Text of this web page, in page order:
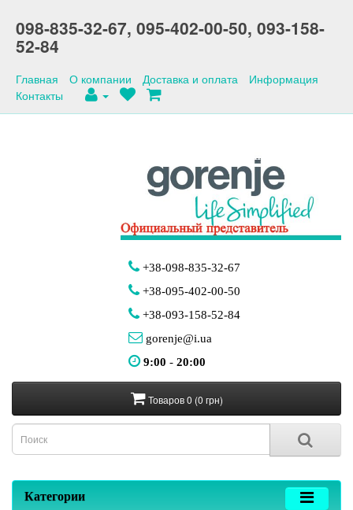
098-835-32-67, 095-402-00-50, 093-158-
52-84
Главная О компании Доставка и оплата
Информация
Контакты
+38-098-835-32-67
+38-095-402-00-50
+38-093-158-52-84
gorenje@i.ua
9:00 - 20:00
Товаров 0 (0 грн)
Категории